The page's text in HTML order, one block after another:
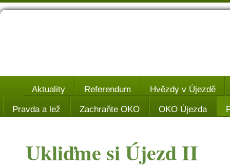
Aktuality Referendum Hvězdy v Újezdě
Pravda a lež Zachraňte OKO OKO Újezda
Ukliďme si Újezd II